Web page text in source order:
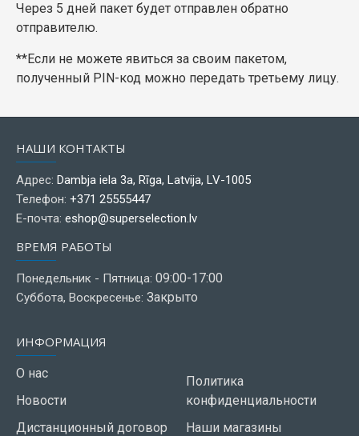
Через 5 дней пакет будет отправлен обратно
отправителю.
**Если не можете явиться за своим пакетом,
полученный PIN-код можно передать третьему лицу.
НАШИ КОНТАКТЫ
Адрес: Dambja iela 3a, Rīga, Latvija, LV-1005
Телефон: +371 25555447
Е-почта: eshop@superselection.lv
ВРЕМЯ РАБОТЫ
Понедельник - Пятница: 09:00-17:00
Суббота, Воскресенье: Закрыто
ИНФОРМАЦИЯ
О нас
Новости
Дистанционный договор
Политика
конфиденциальности
Наши магазины